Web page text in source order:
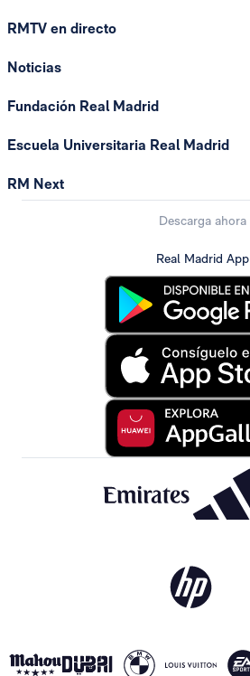
RMTV en directo
Noticias
Fundación Real Madrid
Escuela Universitaria Real Madrid
RM Next
Descarga ahora
Real Madrid App